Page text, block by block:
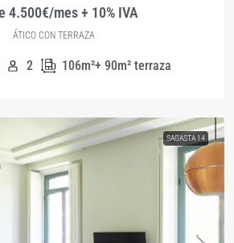
4.500€/mes + 10% IVA
ÁTICO CON TERRAZA
2 106m²+ 90m² terraza
SAGASTA 14